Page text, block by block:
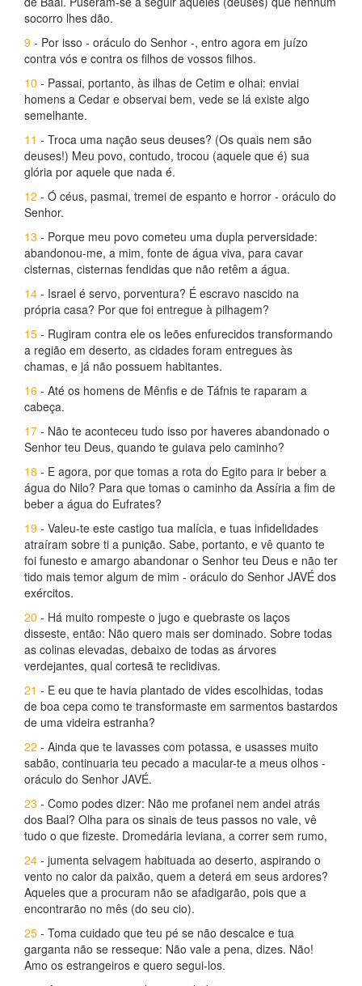
socorro lhes dão.
9 - Por isso - oráculo do Senhor -, entro agora em juízo
contra vós e contra os filhos de vossos filhos.
10 - Passai, portanto, às ilhas de Cetim e olhai: enviai
homens a Cedar e observai bem, vede se lá existe algo
semelhante.
11 - Troca uma nação seus deuses? (Os quais nem são
deuses!) Meu povo, contudo, trocou (aquele que é) sua
glória por aquele que nada é.
12 - Ó céus, pasmai, tremei de espanto e horror - oráculo do
Senhor.
13 - Porque meu povo cometeu uma dupla perversidade:
abandonou-me, a mim, fonte de água viva, para cavar
cisternas, cisternas fendidas que não retêm a água.
14 - Israel é servo, porventura? É escravo nascido na
própria casa? Por que foi entregue à pilhagem?
15 - Rugiram contra ele os leões enfurecidos transformando
a região em deserto, as cidades foram entregues às
chamas, e já não possuem habitantes.
16 - Até os homens de Mênfis e de Táfnis te raparam a
cabeça.
17 - Não te aconteceu tudo isso por haveres abandonado o
Senhor teu Deus, quando te guiava pelo caminho?
18 - E agora, por que tomas a rota do Egito para ir beber a
água do Nilo? Para que tomas o caminho da Assíria a fim de
beber a água do Eufrates?
19 - Valeu-te este castigo tua malícia, e tuas infidelidades
atraíram sobre ti a punição. Sabe, portanto, e vê quanto te
foi funesto e amargo abandonar o Senhor teu Deus e não ter
tido mais temor algum de mim - oráculo do Senhor JAVÉ dos
exércitos.
20 - Há muito rompeste o jugo e quebraste os laços
disseste, então: Não quero mais ser dominado. Sobre todas
as colinas elevadas, debaixo de todas as árvores
verdejantes, qual cortesã te reclidivas.
21 - E eu que te havia plantado de vides escolhidas, todas
de boa cepa como te transformaste em sarmentos bastardos
de uma videira estranha?
22 - Ainda que te lavasses com potassa, e usasses muito
sabão, continuaria teu pecado a macular-te a meus olhos -
oráculo do Senhor JAVÉ.
23 - Como podes dizer: Não me profanei nem andei atrás
dos Baal? Olha para os sinais de teus passos no vale, vê
tudo o que fizeste. Dromedária leviana, a correr sem rumo,
24 - jumenta selvagem habituada ao deserto, aspirando o
vento no calor da paixão, quem a deterá em seus ardores?
Aqueles que a procuram não se afadigarão, pois que a
encontrarão no mês (do seu cio).
25 - Toma cuidado que teu pé se não descalce e tua
garganta não se resseque: Não vale a pena, dizes. Não!
Amo os estrangeiros e quero segui-los.